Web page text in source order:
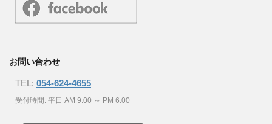
お問い合わせ
TEL: 054-624-4655
受付時間: 平日 AM 9:00 ～ PM 6:00